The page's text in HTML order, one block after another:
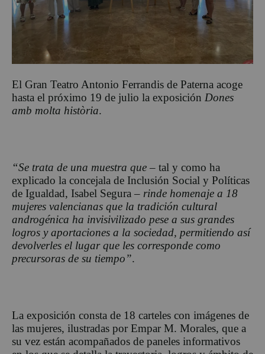
El Gran Teatro Antonio Ferrandis de Paterna acoge
hasta el próximo 19 de julio la exposición Dones
amb molta història.
“Se trata de una muestra que – tal y como ha
explicado la concejala de Inclusión Social y Políticas
de Igualdad, Isabel Segura – rinde homenaje a 18
mujeres valencianas que la tradición cultural
androgénica ha invisivilizado pese a sus grandes
logros y aportaciones a la sociedad, permitiendo así
devolverles el lugar que les corresponde como
precursoras de su tiempo”.
La exposición consta de 18 carteles con imágenes de
las mujeres, ilustradas por Empar M. Morales, que a
su vez están acompañados de paneles informativos